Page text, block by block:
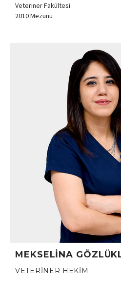
Veteriner Fakültesi
2010 Mezunu
MEKSELINA
VETERINER HEKIM